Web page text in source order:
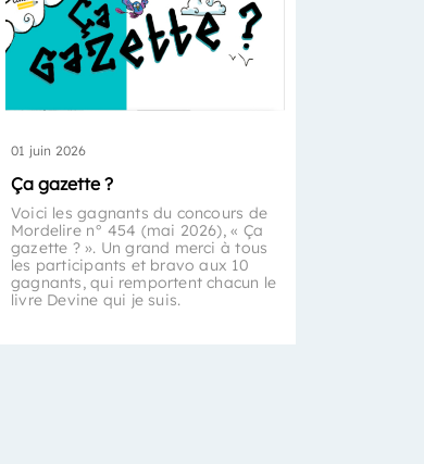
01 juin 2026
Ça gazette ?
Voici les gagnants du concours de
Mordelire n° 454 (mai 2026), « Ça
gazette ? ». Un grand merci à tous
les participants et bravo aux 10
gagnants, qui remportent chacun le
livre Devine qui je suis.